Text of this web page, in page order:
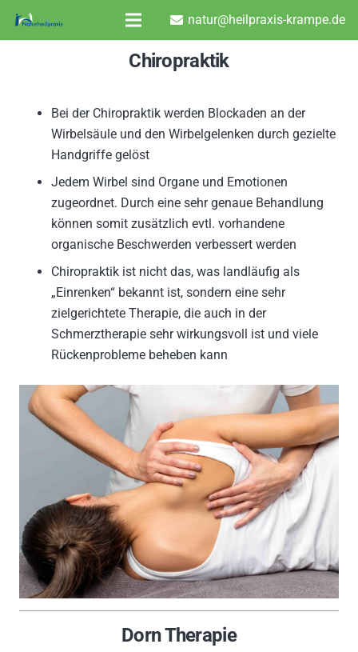
natur@heilpraxis-krampe.de
Chiropraktik
Bei der Chiropraktik werden Blockaden an der
Wirbelsäule und den Wirbelgelenken durch gezielte
Handgriffe gelöst
Jedem Wirbel sind Organe und Emotionen
zugeordnet. Durch eine sehr genaue Behandlung
können somit zusätzlich evtl. vorhandene
organische Beschwerden verbessert werden
Chiropraktik ist nicht das, was landläufig als
„Einrenken“ bekannt ist, sondern eine sehr
zielgerichtete Therapie, die auch in der
Schmerztherapie sehr wirkungsvoll ist und viele
Rückenprobleme beheben kann
Dorn Therapie